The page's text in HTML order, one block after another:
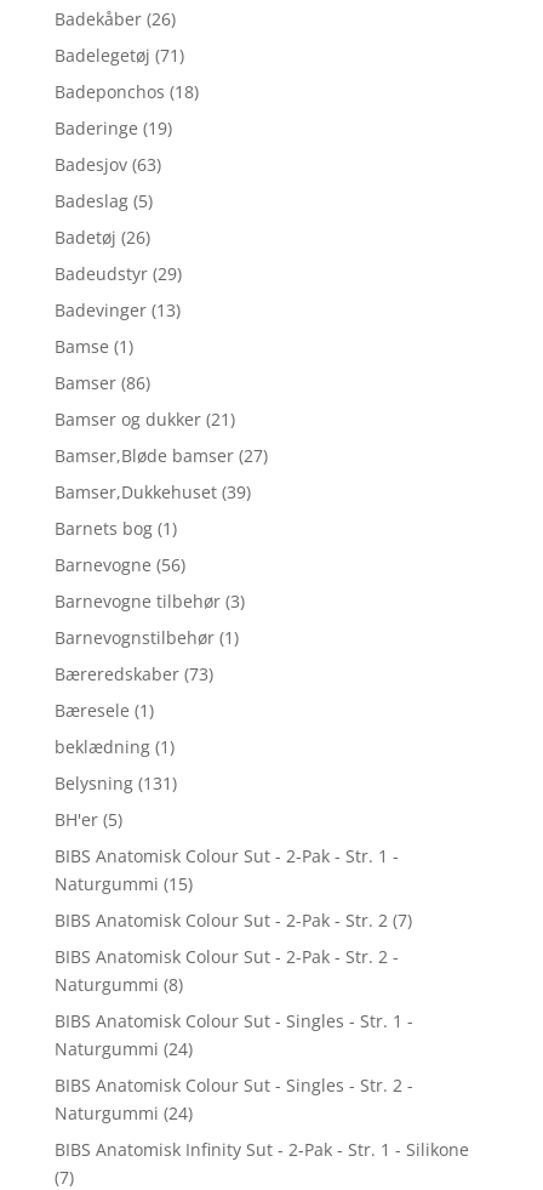
Badekåber (26)
Badelegetøj (71)
Badeponchos (18)
Baderinge (19)
Badesjov (63)
Badeslag (5)
Badetøj (26)
Badeudstyr (29)
Badevinger (13)
Bamse (1)
Bamser (86)
Bamser og dukker (21)
Bamser,Bløde bamser (27)
Bamser,Dukkehuset (39)
Barnets bog (1)
Barnevogne (56)
Barnevogne tilbehør (3)
Barnevognstilbehør (1)
Bæreredskaber (73)
Bæresele (1)
beklædning (1)
Belysning (131)
BH'er (5)
BIBS Anatomisk Colour Sut - 2-Pak - Str. 1 -
Naturgummi (15)
BIBS Anatomisk Colour Sut - 2-Pak - Str. 2 (7)
BIBS Anatomisk Colour Sut - 2-Pak - Str. 2 -
Naturgummi (8)
BIBS Anatomisk Colour Sut - Singles - Str. 1 -
Naturgummi (24)
BIBS Anatomisk Colour Sut - Singles - Str. 2 -
Naturgummi (24)
BIBS Anatomisk Infinity Sut - 2-Pak - Str. 1 - Silikone
(7)